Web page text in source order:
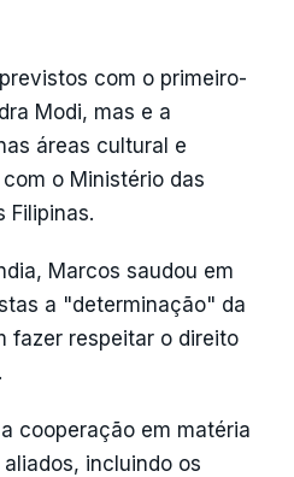
com o primeiro-
Modi, mas e a
áreas cultural e
o Ministério das
Filipinas.
Marcos saudou em
a "determinação" da
fazer respeitar o direito
cooperação em matéria
incluindo os